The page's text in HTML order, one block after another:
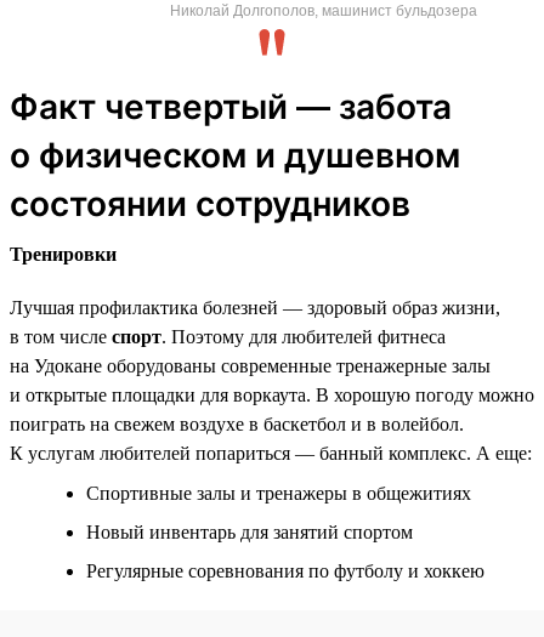
Николай Долгополов, машинист бульдозера
Факт четвертый — забота
о физическом и душевном
состоянии сотрудников
Тренировки
Лучшая профилактика болезней — здоровый образ жизни,
в том числе спорт. Поэтому для любителей фитнеса
на Удокане оборудованы современные тренажерные залы
и открытые площадки для воркаута. В хорошую погоду можно
поиграть на свежем воздухе в баскетбол и в волейбол.
К услугам любителей попариться — банный комплекс. А еще:
Спортивные залы и тренажеры в общежитиях
Новый инвентарь для занятий спортом
Регулярные соревнования по футболу и хоккею